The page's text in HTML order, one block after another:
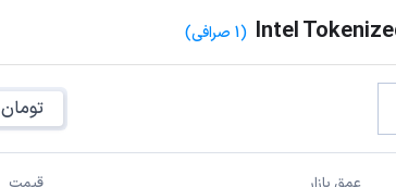
(1 صرافی)
تومان